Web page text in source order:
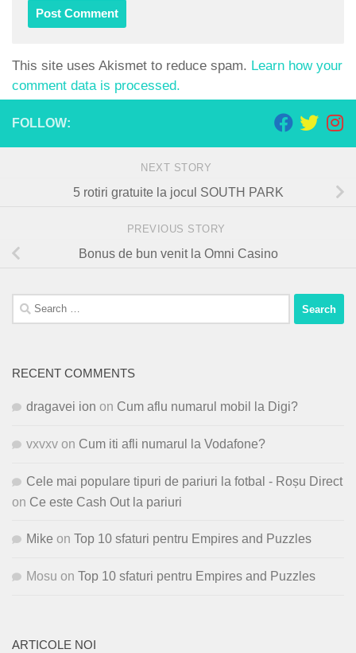
This site uses Akismet to reduce spam. Learn how your
comment data is processed.
FOLLOW:
NEXT STORY
5 rotiri gratuite la jocul SOUTH PARK
PREVIOUS STORY
Bonus de bun venit la Omni Casino
Search
for:
RECENT COMMENTS
dragavei ion on Cum aflu numarul mobil la Digi?
vxvxv on Cum iti afli numarul la Vodafone?
Cele mai populare tipuri de pariuri la fotbal - Roșu Direct
on Ce este Cash Out la pariuri
Mike on Top 10 sfaturi pentru Empires and Puzzles
Mosu on Top 10 sfaturi pentru Empires and Puzzles
ARTICOLE NOI